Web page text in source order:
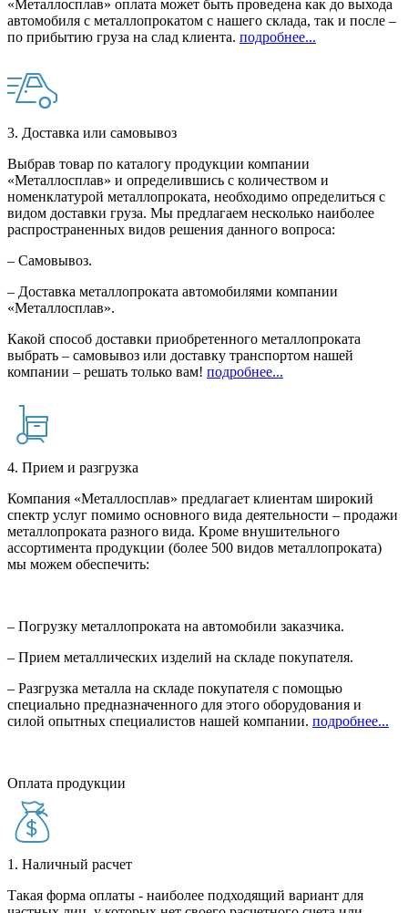
«Металлосплав» оплата может быть проведена как до выхода
автомобиля с металлопрокатом с нашего склада, так и после –
по прибытию груза на слад клиента. подробнее...
3. Доставка или самовывоз
Выбрав товар по каталогу продукции компании
«Металлосплав» и определившись с количеством и
номенклатурой металлопроката, необходимо определиться с
видом доставки груза. Мы предлагаем несколько наиболее
распространенных видов решения данного вопроса:
– Самовывоз.
– Доставка металлопроката автомобилями компании
«Металлосплав».
Какой способ доставки приобретенного металлопроката
выбрать – самовывоз или доставку транспортом нашей
компании – решать только вам! подробнее...
4. Прием и разгрузка
Компания «Металлосплав» предлагает клиентам широкий
спектр услуг помимо основного вида деятельности – продажи
металлопроката разного вида. Кроме внушительного
ассортимента продукции (более 500 видов металлопроката)
мы можем обеспечить:
– Погрузку металлопроката на автомобили заказчика.
– Прием металлических изделий на складе покупателя.
– Разгрузка металла на складе покупателя с помощью
специально предназначенного для этого оборудования и
силой опытных специалистов нашей компании. подробнее...
Оплата продукции
1. Наличный расчет
Такая форма оплаты - наиболее подходящий вариант для